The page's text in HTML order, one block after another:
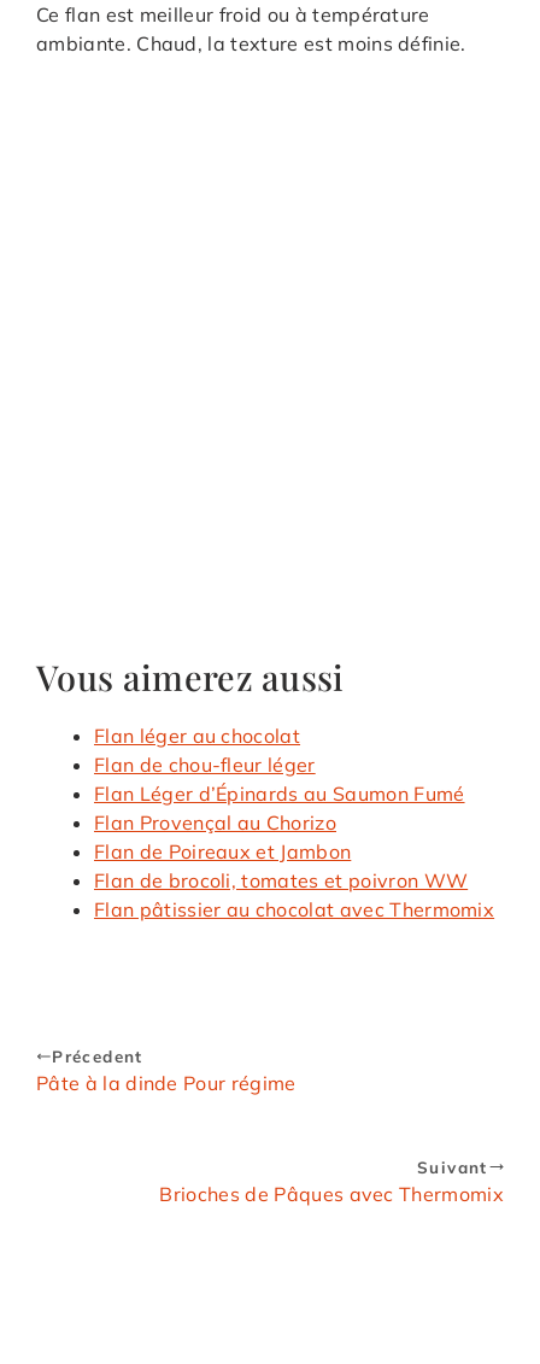
Ce flan est meilleur froid ou à température
ambiante. Chaud, la texture est moins définie.
Vous aimerez aussi
Flan léger au chocolat
Flan de chou-fleur léger
Flan Léger d’Épinards au Saumon Fumé
Flan Provençal au Chorizo
Flan de Poireaux et Jambon
Flan de brocoli, tomates et poivron WW
Flan pâtissier au chocolat avec Thermomix
Précedent
Pâte à la dinde Pour régime
Suivant
Brioches de Pâques avec Thermomix